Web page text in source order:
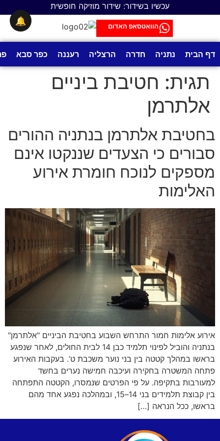
עכשיו בשידור: שידור מוזיקה חופשית
הוואטסאפ האדום
דף הבית נתניה חדרה הרצליה רעננה כפר סבא
תגית: חטיבת ביניים
אלתרמן
בחטיבת אלתרמן בנתניה ההורים
סבורים כי הצעדים שננקטו אינם
מספקים לנוכח חומרת אירוע
האלימות
אירוע אלימות חמור התרחש השבוע בחטיבת הביניים "אלתרמן"
בנתניה והוביל לפינוי תלמיד כבן 14 לבית החולים, לאחר שנפגע
בראשו במהלך קטטה בין בני נוער משכבת ט’. בעקבות האירוע
פתחה המשטרה בחקירה ועיכבה חמישה נערים בחשד
למעורבות בתקיפה. על פי הפרטים שנמסרו, הקטטה התפתחה
בין קבוצת תלמידים בני 14–15, ובמהלכה נפגע אחד מהם
בראשו, ככל הנראה […]
🔔